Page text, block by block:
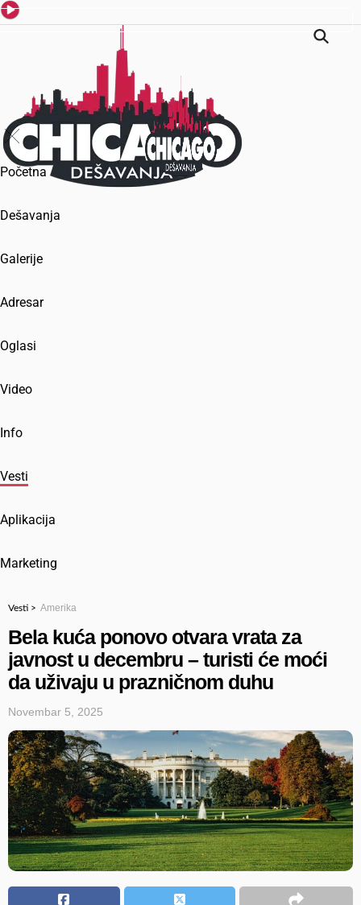
Početna
Dešavanja
Galerije
Adresar
Oglasi
Video
Info
Vesti
Aplikacija
Marketing
Vesti > Amerika
Bela kuća ponovo otvara vrata za
javnost u decembru – turisti će moći
da uživaju u prazničnom duhu
Novembar 5, 2025